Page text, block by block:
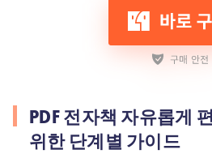
PDF 전자책 자유롭게
위한 단계별 가이드